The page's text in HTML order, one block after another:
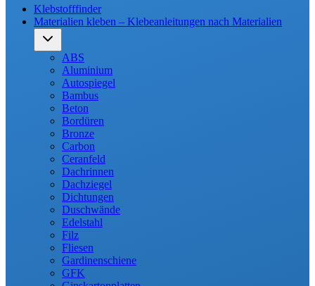
Klebstofffinder
Materialien kleben – Klebeanleitungen nach Materialien
Untermenü
ABS
Aluminium
Autospiegel
Bambus
Beton
Bordüren
Bronze
Carbon
Ceranfeld
Dachrinnen
Dachziegel
Dichtungen
Duschwände
Edelstahl
Filz
Fliesen
Gardinenschiene
GFK